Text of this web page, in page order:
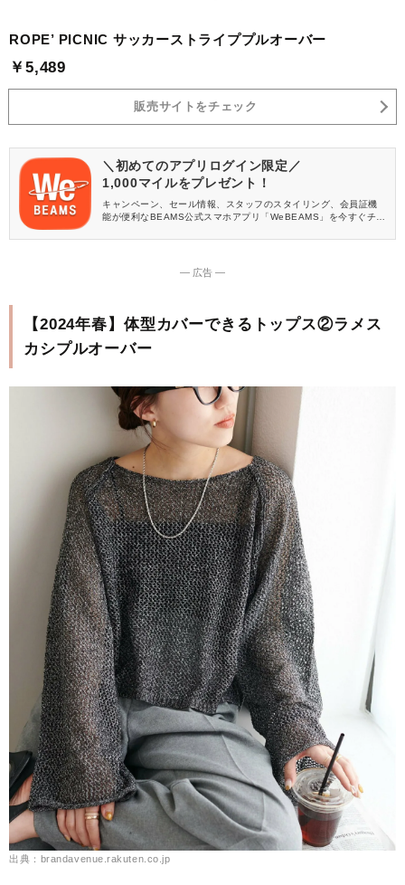
ROPE’ PICNIC サッカーストライププルオーバー
￥5,489
販売サイトをチェック
＼初めてのアプリログイン限定／
1,000マイルをプレゼント！
キャンペーン、セール情報、スタッフのスタイリング、会員証機
能が便利なBEAMS公式スマホアプリ「WeBEAMS」を今すぐチェ
― 広告 ―
【2024年春】体型カバーできるトップス②ラメス
カシプルオーバー
出典：brandavenue.rakuten.co.jp